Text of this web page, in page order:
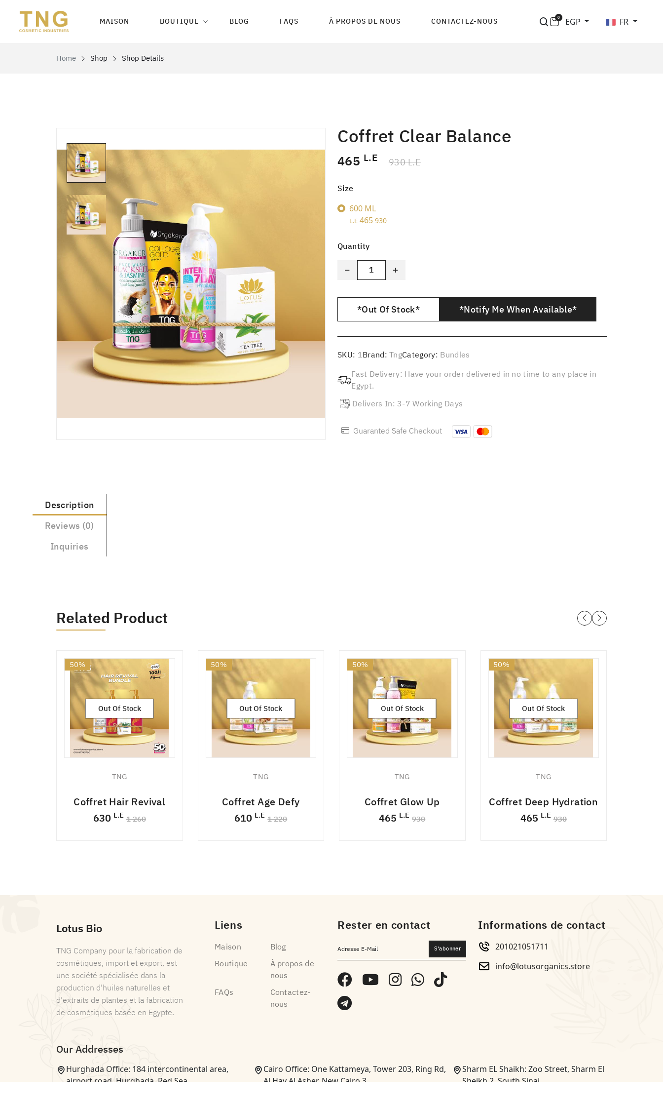
MAISON BOUTIQUE BLOG FAQS À PROPOS DE NOUS CONTACTEZ-NOUS 0 EGP FR
Home Shop Shop Details
Coffret Clear Balance
465 L.E 930 L.E
Size
600 ML
L.E 465 930
Quantity
*Out Of Stock* *Notify Me When Available*
SKU: 1Brand: TngCategory: Bundles
Fast Delivery: Have your order delivered in no time to any place in
Egypt.
Delivers In: 3-7 Working Days
Guaranted Safe Checkout
Description
Reviews (0)
Inquiries
Related Product
NEW
50%
Out Of Stock
TNG
Coffret Hair Revival
630 L.E 1 260
NEW
50%
Out Of Stock
TNG
Coffret Age Defy
610 L.E 1 220
50%
Out Of Stock
TNG
Coffret Glow Up
465 L.E 930
NEW
50%
Out Of Stock
TNG
Coffret Deep Hydration
465 L.E 930
Lotus Bio
TNG Company pour la fabrication de
cosmétiques, import et export, est
une société spécialisée dans la
production d'huiles naturelles et
d'extraits de plantes et la fabrication
de cosmétiques basée en Egypte.
Liens
Maison
Blog
Boutique
À propos de
nous
FAQs
Contactez-
nous
Rester en contact
S'abonner
Informations de contact
201021051711
info@lotusorganics.store
Our Addresses
Hurghada Office: 184 intercontinental area,
airport road, Hurghada, Red Sea
Cairo Office: One Kattameya, Tower 203, Ring Rd,
Al Hay Al Asher, New Cairo 3
Sharm EL Shaikh: Zoo Street, Sharm El
Sheikh 2, South Sinai